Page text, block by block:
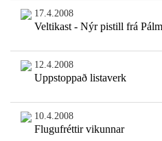
17.4.2008
Veltikast - Nýr pistill frá
12.4.2008
Uppstoppað listaverk
10.4.2008
Flugufréttir vikunnar